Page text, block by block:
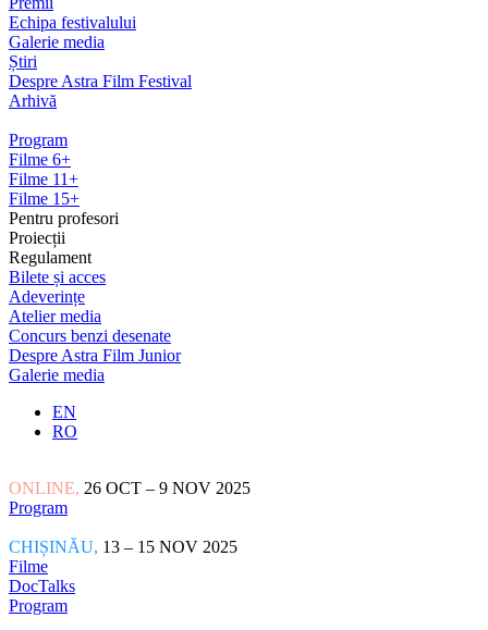
Echipa festivalului
Galerie media
Știri
Despre Astra Film Festival
Arhivă
Program
Filme 6+
Filme 11+
Filme 15+
Pentru profesori
Proiecții
Regulament
Bilete și acces
Adeverințe
Atelier media
Concurs benzi desenate
Despre Astra Film Junior
Galerie media
EN
RO
ONLINE, 26 OCT – 9 NOV 2025
Program
CHIȘINĂU, 13 – 15 NOV 2025
Filme
DocTalks
Program